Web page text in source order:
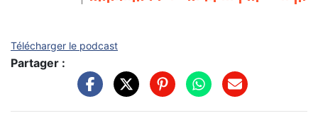
Télécharger le podcast
Partager :